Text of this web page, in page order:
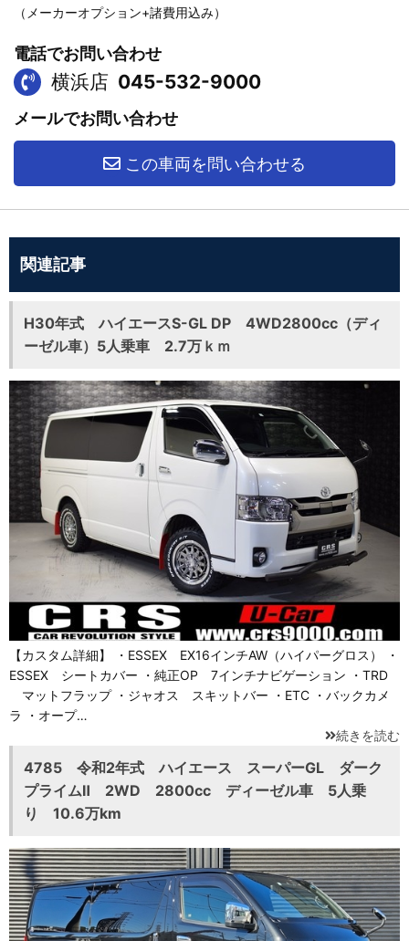
（メーカーオプション+諸費用込み）
電話でお問い合わせ
横浜店 045-532-9000
メールでお問い合わせ
この車両を問い合わせる
関連記事
H30年式 ハイエースS-GL DP 4WD2800cc（ディ
ーゼル車）5人乗車 2.7万ｋｍ
【カスタム詳細】 ・ESSEX EX16インチAW（ハイパーグロス） ・
ESSEX シートカバー ・純正OP 7インチナビゲーション ・TRD
マットフラップ ・ジャオス スキットバー ・ETC ・バックカメ
ラ ・オープ…
続きを読む
4785 令和2年式 ハイエース スーパーGL ダーク
プライムⅡ 2WD 2800cc ディーゼル車 5人乗
り 10.6万km